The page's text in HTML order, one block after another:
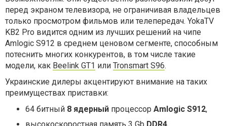
перед экраном телевизора, не ограничивая владельцев
только просмотром фильмов или телепередач. YokaTV
KB2 Pro видится одним из лучших решений на чипе
Amlogic S912 в среднем ценовом сегменте, способным
потеснить многих конкурентов, в том числе такие
модели, как Beelink GT1 или Tronsmart S96.
Украинские дилеры акцентируют внимание на таких
преимуществах приставки:
64 битный 8 ядерный процессор Amlogic S912,